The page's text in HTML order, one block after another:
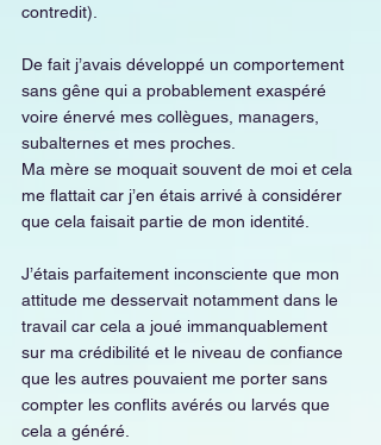
contredit).
De fait j’avais développé un comportement
sans gêne qui a probablement exaspéré
voire énervé mes collègues, managers,
subalternes et mes proches.
Ma mère se moquait souvent de moi et cela
me flattait car j’en étais arrivé à considérer
que cela faisait partie de mon identité.
J’étais parfaitement inconsciente que mon
attitude me desservait notamment dans le
travail car cela a joué immanquablement
sur ma crédibilité et le niveau de confiance
que les autres pouvaient me porter sans
compter les conflits avérés ou larvés que
cela a généré.